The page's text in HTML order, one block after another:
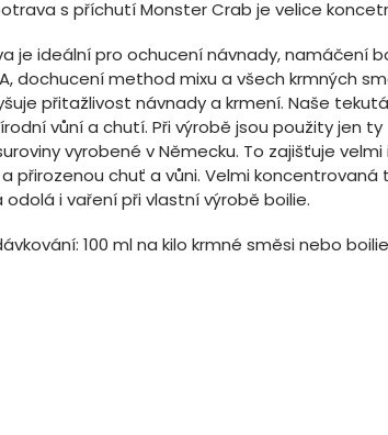
s příchutí Monster Crab je velice
je ideální pro ochucení návnady, namáčení
dochucení method mixu a všech krmných
přitažlivost návnady a krmení. Naše
vůní a chutí. Při výrobě jsou použity jen ty
vyrobené v Německu. To zajišťuje velmi
přirozenou chuť a vůni. Velmi koncentrovaná
i vaření při vlastní výrobě boilie.
100 ml na kilo krmné směsi nebo